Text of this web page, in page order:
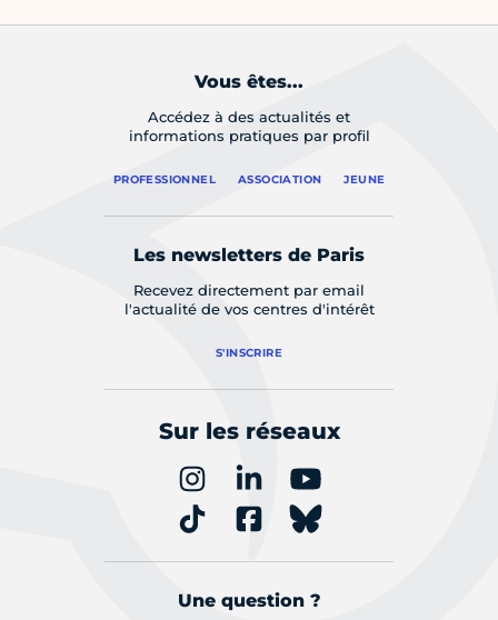
Vous êtes...
Accédez à des actualités et
informations pratiques par profil
PROFESSIONNEL ASSOCIATION JEUNE
Les newsletters de Paris
Recevez directement par email
l'actualité de vos centres d'intérêt
S'INSCRIRE
Sur les réseaux
Une question ?